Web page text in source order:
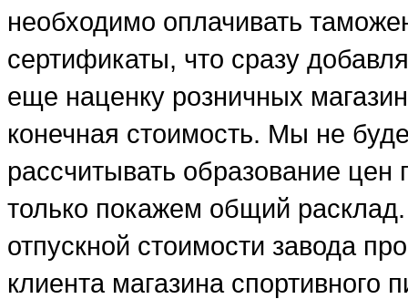
необходимо оплачивать
сертификаты, что сразу
еще наценку розничных
конечная стоимость. Мы не
рассчитывать образование
только покажем общий
отпускной стоимости завода
клиента магазина спортивного